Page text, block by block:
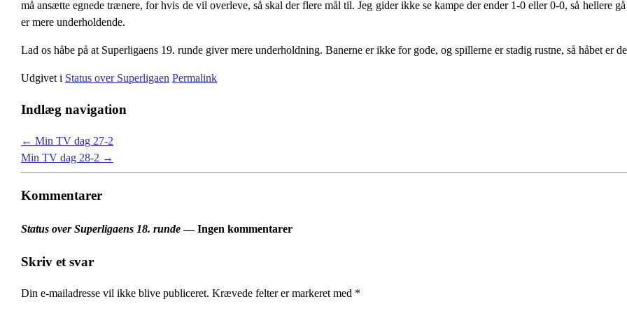
må ansætte egnede trænere, for hvis de vil overleve, så skal der flere mål til. Jeg gider ikke se kampe der ender 1-0 eller 0-0, så hellere
er mere underholdende.
Lad os håbe på at Superligaens 19. runde giver mere underholdning. Banerne er ikke for gode, og spillerne er stadig rustne, så håbet er
Udgivet i Status over Superligaen Permalink
Indlæg navigation
← Min TV dag 27-2
Min TV dag 28-2 →
Kommentarer
Status over Superligaens 18. runde— Ingen kommentarer
Skriv et svar
Din e-mailadresse vil ikke blive publiceret. Krævede felter er markeret med *